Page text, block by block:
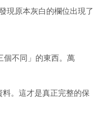
現原本灰白的欄位出現了
個不同」的東西。萬
。這才是真正完整的保